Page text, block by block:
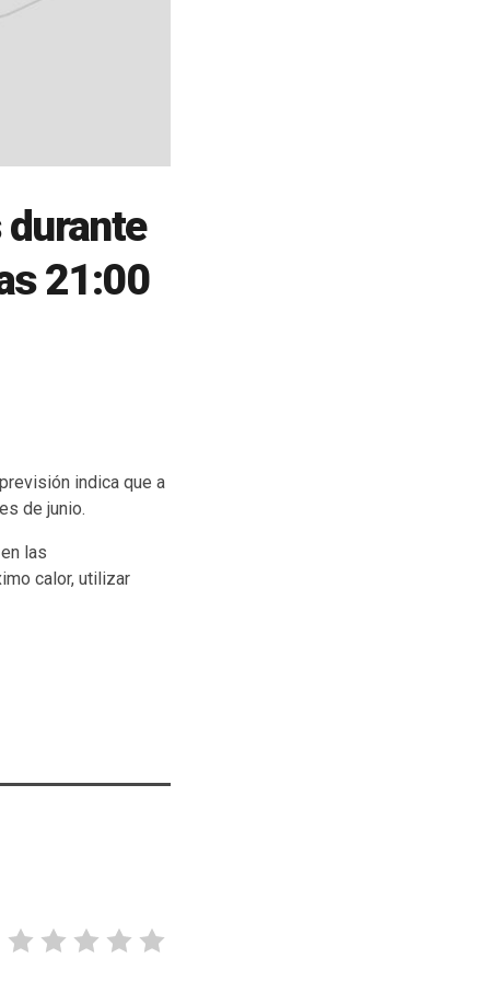
21:00
indica que a
de junio.
las
calor, utilizar